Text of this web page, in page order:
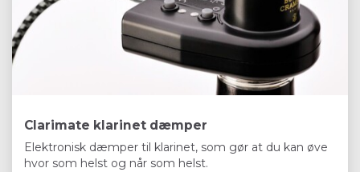
Clarimate klarinet dæmper
Elektronisk dæmper til klarinet, som gør at du kan øve
hvor som helst og når som helst.